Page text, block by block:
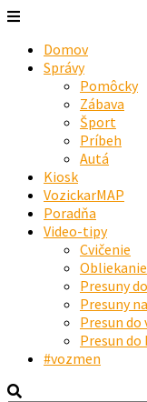
Domov
Správy
Pomôcky
Zábava
Šport
Príbeh
Autá
Kiosk
VozickarMAP
Poradňa
Video-tipy
Cvičenie
Presuny
Presuny
Presun do
Presun do
#vozmen